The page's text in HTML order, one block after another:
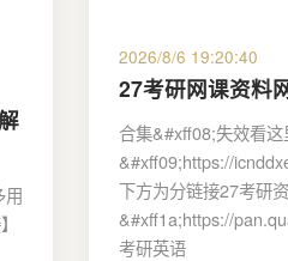
用
2026/8/6 19:20:40
27考研网课资料
合集&#xff08;失效看这
&#xff09;https://
下方为分链接27考研
&#xff1a;https://
考研英语